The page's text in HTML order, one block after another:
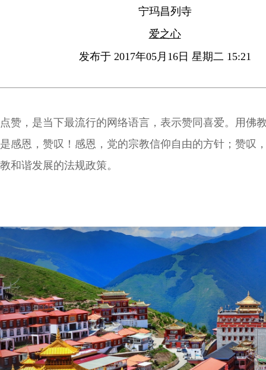
宁玛昌列寺
爱之心
发布于 2017年05月16日 星期二 15:21
点赞，是当下最流行的网络语言，表示赞同喜爱。用佛
是感恩，赞叹！感恩，党的宗教信仰自由的方针；赞叹
教和谐发展的法规政策。